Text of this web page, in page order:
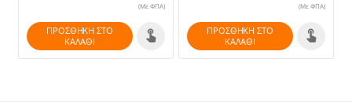
(Με ΦΠΑ)
ΠΡΟΣΘΉΚΗ ΣΤΟ
ΚΑΛΆΘΙ
(Με ΦΠΑ)
ΠΡΟΣΘΉΚΗ ΣΤΟ
ΚΑΛΆΘΙ